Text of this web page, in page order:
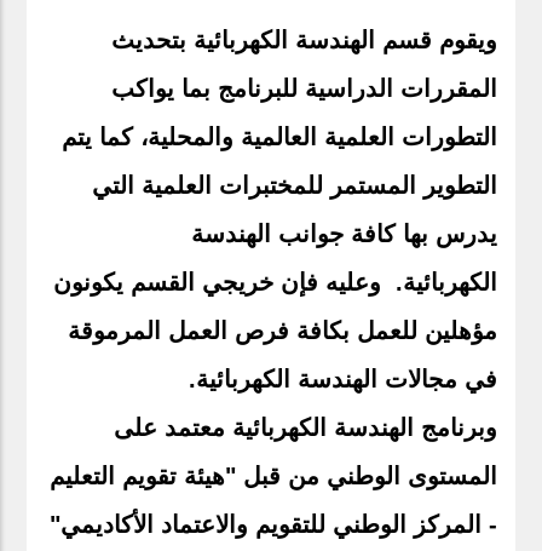
ويقوم قسم الهندسة الكهربائية بتحديث
المقررات الدراسية للبرنامج بما يواكب
التطورات العلمية العالمية والمحلية، كما يتم
التطوير المستمر للمختبرات العلمية التي
يدرس بها كافة جوانب الهندسة
الكهربائية. وعليه فإن خريجي القسم يكونون
مؤهلين للعمل بكافة فرص العمل المرموقة
في مجالات الهندسة الكهربائية.
وبرنامج الهندسة الكهربائية معتمد على
المستوى الوطني من قبل "هيئة تقويم التعليم
- المركز الوطني للتقويم والاعتماد الأكاديمي"